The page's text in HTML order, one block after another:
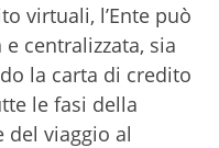
virtuali, l’Ente può
centralizzata, sia
la carta di credito
le fasi della
del viaggio al